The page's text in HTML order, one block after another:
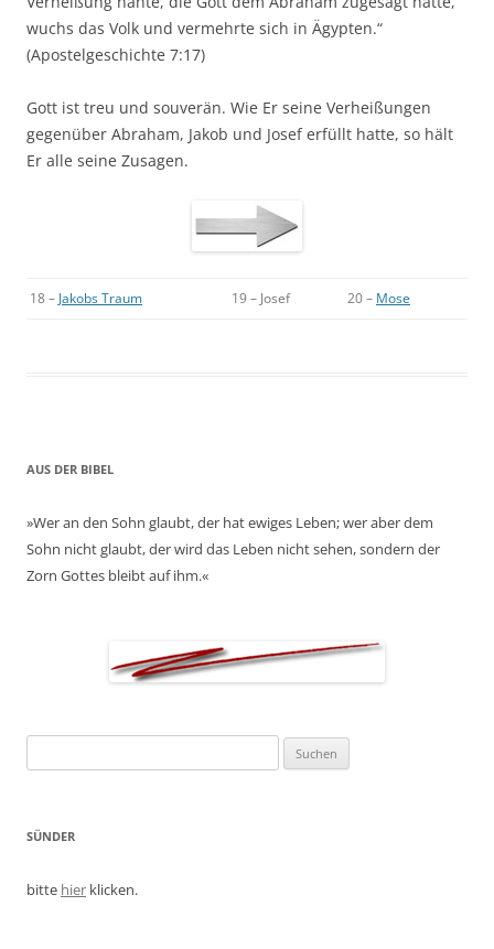
wuchs das Volk und vermehrte sich in Ägypten.“
(Apostelgeschichte 7:17)
Gott ist treu und souverän. Wie Er seine Verheißungen
gegenüber Abraham, Jakob und Josef erfüllt hatte, so hält
Er alle seine Zusagen.
18 – Jakobs Traum 19 – Josef 20 – Mose
AUS DER BIBEL
»Wer an den Sohn glaubt, der hat ewiges Leben; wer aber dem
Sohn nicht glaubt, der wird das Leben nicht sehen, sondern der
Zorn Gottes bleibt auf ihm.«
nach:
SÜNDER
bitte hier klicken.